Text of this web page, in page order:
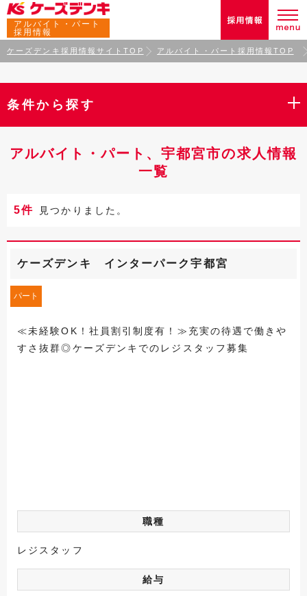
アルバイト・パート
採用情報
ケーズデンキ採用情報サイトTOP アルバイト・パート採用情報TOP
条件から探す
アルバイト・パート、宇都宮市の求人情報
一覧
5件 見つかりました。
ケーズデンキ インターパーク宇都宮
パート
≪未経験OK！社員割引制度有！≫充実の待遇で働きや
すさ抜群◎ケーズデンキでのレジスタッフ募集
職種
レジスタッフ
給与